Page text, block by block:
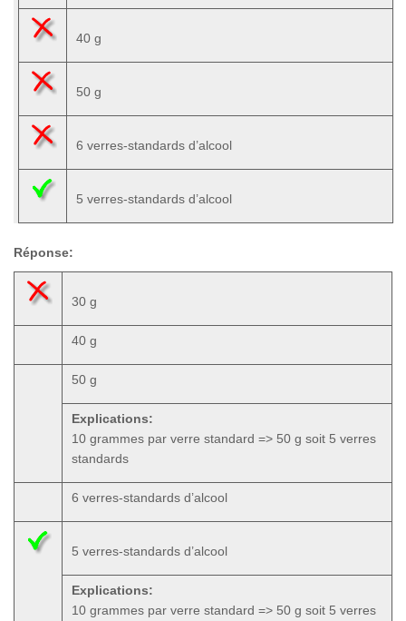
40 g
50 g
6 verres-standards d’alcool
5 verres-standards d’alcool
Réponse:
30 g
40 g
50 g
Explications:
10 grammes par verre standard => 50 g soit 5 verres
standards
6 verres-standards d’alcool
5 verres-standards d’alcool
Explications:
10 grammes par verre standard => 50 g soit 5 verres